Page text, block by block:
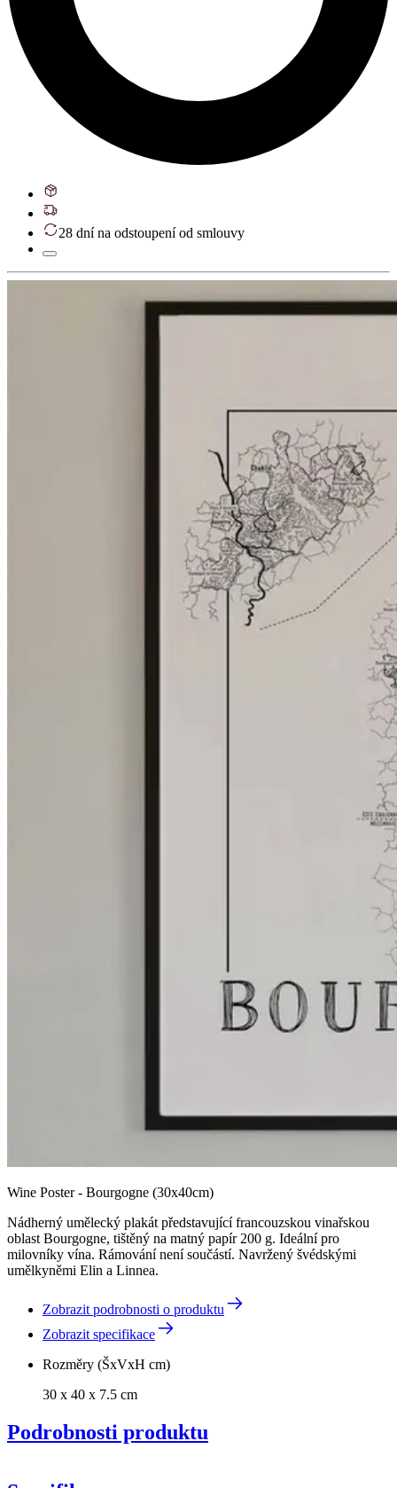
28 dní na odstoupení od smlouvy
Wine Poster - Bourgogne (30x40cm)
Nádherný umělecký plakát představující francouzskou vinařskou
oblast Bourgogne, tištěný na matný papír 200 g. Ideální pro
milovníky vína. Rámování není součástí. Navržený švédskými
umělkyněmi Elin a Linnea.
Zobrazit podrobnosti o produktu
Zobrazit specifikace
Rozměry (ŠxVxH cm)
30 x 40 x 7.5 cm
Podrobnosti produktu